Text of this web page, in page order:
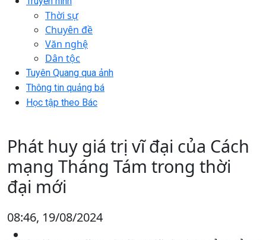
Thời sự
Chuyên đề
Văn nghệ
Dân tộc
Tuyên Quang qua ảnh
Thông tin quảng bá
Học tập theo Bác
Phát huy giá trị vĩ đại của Cách
mạng Tháng Tám trong thời
đại mới
08:46, 19/08/2024